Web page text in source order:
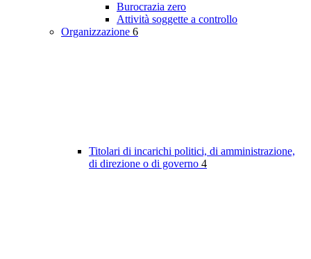
Burocrazia zero
Attività soggette a controllo
Organizzazione 6
Titolari di incarichi politici, di amministrazione,
di direzione o di governo 4